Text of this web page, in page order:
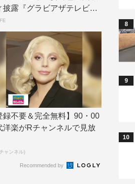
披露『グラビアザテレビジ
』アザーカ...
録不要＆完全無料】90・00
洋楽がRチャンネルで見放
ャンネル)
Recommended by
8
9
10